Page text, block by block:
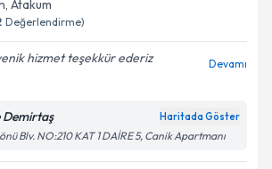
, Atakum
Değerlendirme)
hizmet teşekkür ederiz
Devamı
Demirtaş Haritada Göster
Blv. NO:210 KAT 1 DAİRE 5, Canik Apartmanı